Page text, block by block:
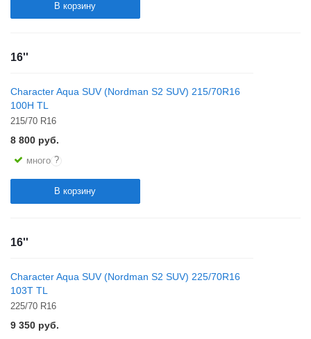
В корзину
16''
Character Aqua SUV (Nordman S2 SUV) 215/70R16
100H TL
215/70 R16
8 800 руб.
много ?
В корзину
16''
Character Aqua SUV (Nordman S2 SUV) 225/70R16
103T TL
225/70 R16
9 350 руб.